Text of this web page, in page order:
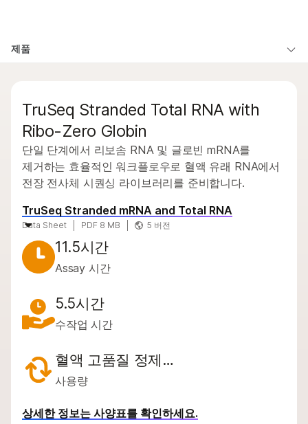
솔루션
회사
지원
추천 링크
제품
관심 영역별
기기 호환성별
제품군별
전체 제품 살펴보기
제품 번들
개요
TruSeq Stranded Total RNA with
Ribo-Zero Globin
단일 단계에서 리보솜 RNA 및 글로빈 mRNA를
제거하는 효율적인 워크플로우로 혈액 유래 RNA에서
전장 전사체 시퀀싱 라이브러리를 준비합니다.
TruSeq Stranded mRNA and Total RNA
Data Sheet PDF 8 MB 5 버전
11.5시간
Assay 시간
5.5시간
수작업 시간
혈액 고품질 정제…
사용량
상세한 정보는 사양표를 확인하세요.
보다 관련성이 높은 콘텐츠를 확인하실 수
미생물학 연구
농업유전체학 연구
복합 질환 연구
생식 보건 연구